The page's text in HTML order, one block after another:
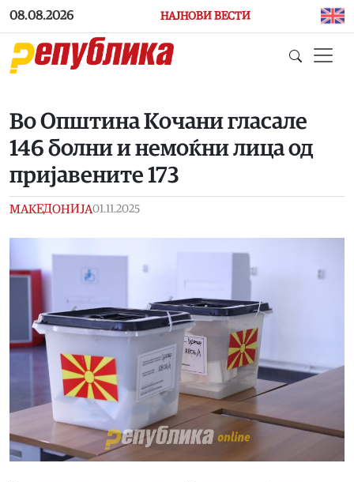
Skip to main content
08.08.2026 НАЈНОВИ ВЕСТИ
Во Општина Кочани гласале
146 болни и немоќни лица од
пријавените 173
МАКЕДОНИЈА01.11.2025